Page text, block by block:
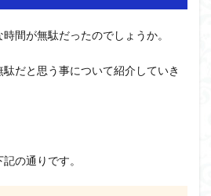
間が無駄だったのでしょうか。
だと思う事について紹介していき
の通りです。